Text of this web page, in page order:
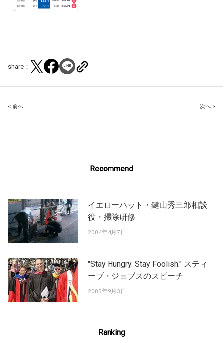
share：
Post
< 前へ 次へ >
Recommend
イエローハット・鍵山秀三郎相談
役・掃除研修
2004年4月7日
"Stay Hungry. Stay Foolish." スティ
ーブ・ジョブスのスピーチ
2005年9月3日
Ranking